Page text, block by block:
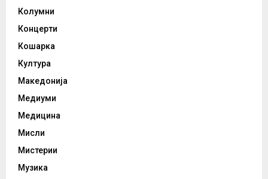
Колумни
Концерти
Кошарка
Култура
Македонија
Медиуми
Медицина
Мисли
Мистерии
Музика